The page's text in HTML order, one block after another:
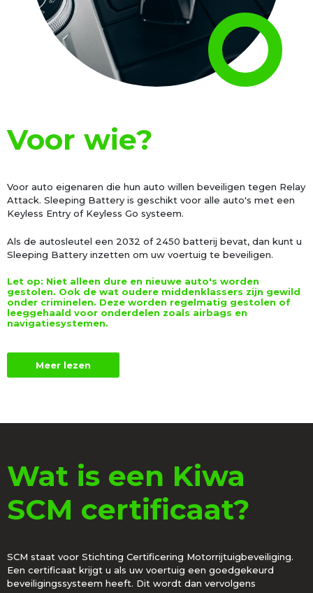
Voor wie?
Voor auto eigenaren die hun auto willen beveiligen tegen Relay
Attack. Sleeping Battery is geschikt voor alle auto's met een
Keyless Entry of Keyless Go systeem.
Als de autosleutel een 2032 of 2450 batterij bevat, dan kunt u
Sleeping Battery inzetten om uw voertuig te beveiligen.
Let op: Niet alleen dure en nieuwe auto's worden
gestolen. Ook de wat oudere middenklassers zijn gewild
onder criminelen. Deze worden regelmatig gestolen of
leeggehaald voor onderdelen zoals airbags en
navigatiesystemen.
Meer lezen
Wat is een Kiwa
SCM certificaat?
SCM staat voor Stichting Certificering Motorrijtuigbeveiliging.
Een certificaat krijgt u als uw voertuig een goedgekeurd
beveiligingssysteem heeft. Dit wordt dan vervolgens